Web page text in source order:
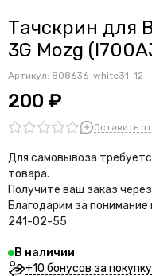
Тачскрин для
3G Mozg
Артикул: 808636-white31-12
200 ₽
Оставить
Для самовывоза
товара.
Получите ваш заказ
Благодарим за понимание
241-02-55
В наличии
+10 бонусов за покупку